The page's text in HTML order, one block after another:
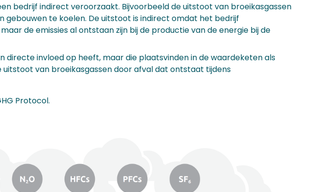
bedrijf indirect veroorzaakt. Bijvoorbeeld de uitstoot van broeikasgassen
gebouwen te koelen. De uitstoot is indirect omdat het bedrijf
de emissies al ontstaan zijn bij de productie van de energie bij de
directe invloed op heeft, maar die plaatsvinden in de waardeketen als
uitstoot van broeikasgassen door afval dat ontstaat tijdens
Protocol.